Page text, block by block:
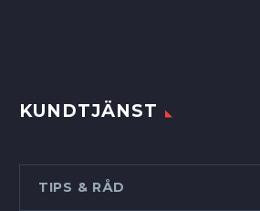
KUNDTJÄNST
TIPS & RÅD